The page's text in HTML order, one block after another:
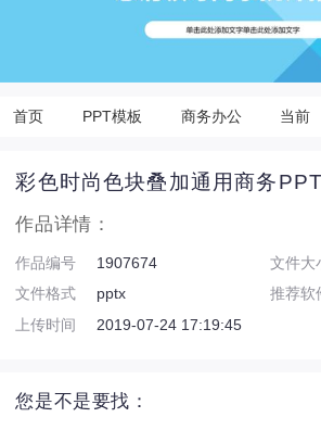
首页 PPT模板 商务办公 当前
彩色时尚色块叠加通用商务
作品详情：
作品编号 1907674 文件大
文件格式
pptx 推荐软
上传时间
2019-07-24 17:19:45
您是不是要找：